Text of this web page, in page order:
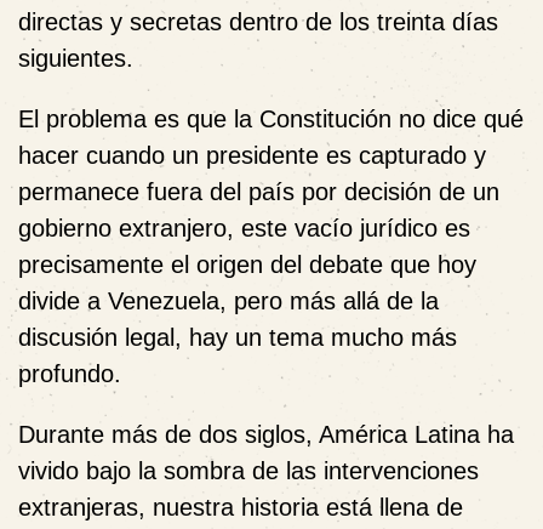
directas y secretas dentro de los treinta días
siguientes.
El problema es que la Constitución no dice qué
hacer cuando un presidente es capturado y
permanece fuera del país por decisión de un
gobierno extranjero, este vacío jurídico es
precisamente el origen del debate que hoy
divide a Venezuela, pero más allá de la
discusión legal, hay un tema mucho más
profundo.
Durante más de dos siglos, América Latina ha
vivido bajo la sombra de las intervenciones
extranjeras, nuestra historia está llena de